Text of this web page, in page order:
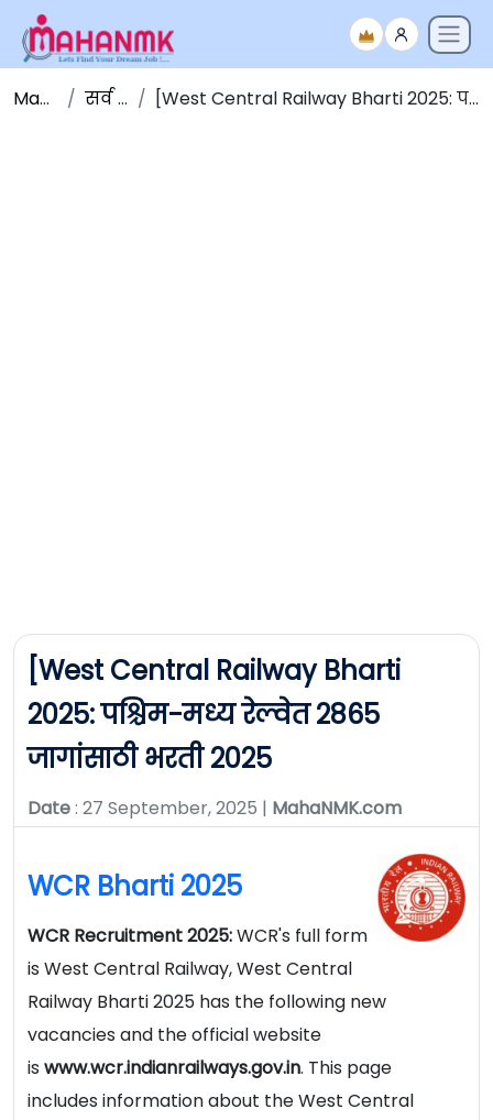
Maha NMK सर्व जाहिराती [West Central Railway Bharti 2025: पश्चिम-मध्य रेल्वेत 2865 जागांसाठी भरती 2025
[West Central Railway Bharti
2025: पश्चिम-मध्य रेल्वेत 2865
जागांसाठी भरती 2025
Date: 27 September, 2025 | MahaNMK.com
WCR Bharti 2025
WCR Recruitment 2025:WCR's full form
is West Central Railway, West Central
Railway Bharti 2025 has the following new
vacancies and the official website
is www.wcr.indianrailways.gov.in. This page
includes information about the West Central